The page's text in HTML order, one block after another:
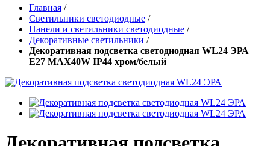
Главная /
Светильники светодиодные /
Панели и светильники светодиодные /
Декоративные светильники /
Декоративная подсветка светодиодная WL24 ЭРА
E27 MAX40W IP44 хром/белый